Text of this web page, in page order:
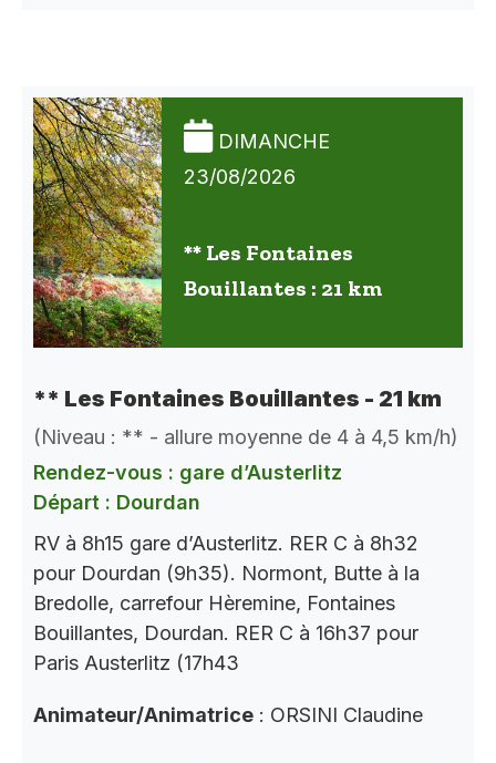
DIMANCHE
23/08/2026
** Les Fontaines
Bouillantes : 21 km
** Les Fontaines Bouillantes - 21 km
(Niveau : ** - allure moyenne de 4 à 4,5 km/h)
Rendez-vous : gare d’Austerlitz
Départ : Dourdan
RV à 8h15 gare d’Austerlitz. RER C à 8h32
pour Dourdan (9h35). Normont, Butte à la
Bredolle, carrefour Hèremine, Fontaines
Bouillantes, Dourdan. RER C à 16h37 pour
Paris Austerlitz (17h43
Animateur/Animatrice : ORSINI Claudine